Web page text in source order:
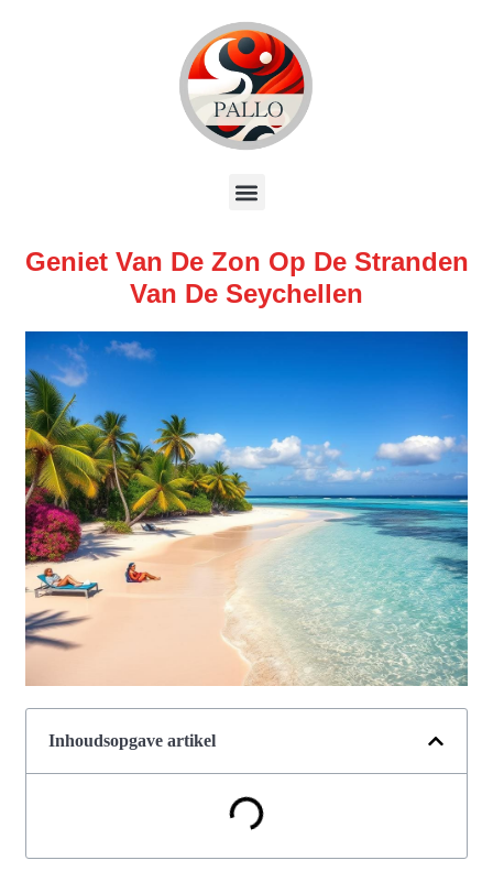
Geniet Van De Zon Op De Stranden
Van De Seychellen
Inhoudsopgave artikel